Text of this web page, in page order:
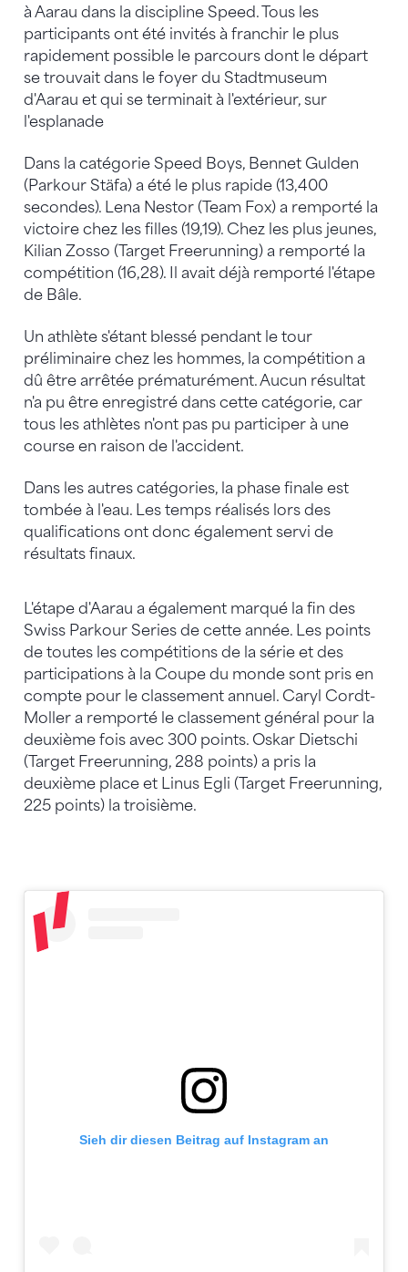
à Aarau dans la discipline Speed. Tous les
participants ont été invités à franchir le plus
rapidement possible le parcours dont le départ
se trouvait dans le foyer du Stadtmuseum
d'Aarau et qui se terminait à l'extérieur, sur
l'esplanade
Dans la catégorie Speed Boys, Bennet Gulden
(Parkour Stäfa) a été le plus rapide (13,400
secondes). Lena Nestor (Team Fox) a remporté la
victoire chez les filles (19,19). Chez les plus jeunes,
Kilian Zosso (Target Freerunning) a remporté la
compétition (16,28). Il avait déjà remporté l'étape
de Bâle.
Un athlète s'étant blessé pendant le tour
préliminaire chez les hommes, la compétition a
dû être arrêtée prématurément. Aucun résultat
n'a pu être enregistré dans cette catégorie, car
tous les athlètes n'ont pas pu participer à une
course en raison de l'accident.
Dans les autres catégories, la phase finale est
tombée à l'eau. Les temps réalisés lors des
qualifications ont donc également servi de
résultats finaux.
L'étape d'Aarau a également marqué la fin des
Swiss Parkour Series de cette année. Les points
de toutes les compétitions de la série et des
participations à la Coupe du monde sont pris en
compte pour le classement annuel. Caryl Cordt-
Moller a remporté le classement général pour la
deuxième fois avec 300 points. Oskar Dietschi
(Target Freerunning, 288 points) a pris la
deuxième place et Linus Egli (Target Freerunning,
225 points) la troisième.
Sieh dir diesen Beitrag auf Instagram an